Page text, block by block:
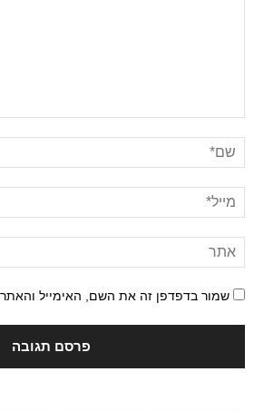
שמור בדפדפן זה את השם, האימייל